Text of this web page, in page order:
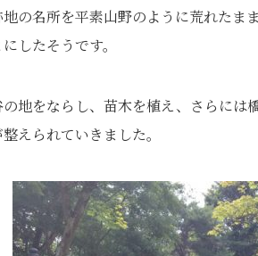
の名所を平素山野のように荒れたま
したそうです。
地をならし、苗木を植え、さらには
えられていきました。